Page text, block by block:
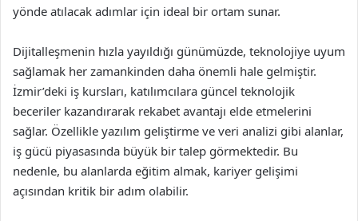
yönde atılacak adımlar için ideal bir ortam sunar.
Dijitalleşmenin hızla yayıldığı günümüzde, teknolojiye uyum
sağlamak her zamankinden daha önemli hale gelmiştir.
İzmir’deki iş kursları, katılımcılara güncel teknolojik
beceriler kazandırarak rekabet avantajı elde etmelerini
sağlar. Özellikle yazılım geliştirme ve veri analizi gibi alanlar,
iş gücü piyasasında büyük bir talep görmektedir. Bu
nedenle, bu alanlarda eğitim almak, kariyer gelişimi
açısından kritik bir adım olabilir.